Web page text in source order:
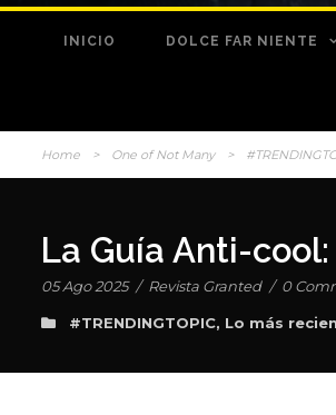
INICIO DOLCE FAR NIENTE
Home > One of Not Many >
La Guía Anti-
05 Ago 2025 / Revista Granted / 0
#TRENDINGTOPIC, Lo más